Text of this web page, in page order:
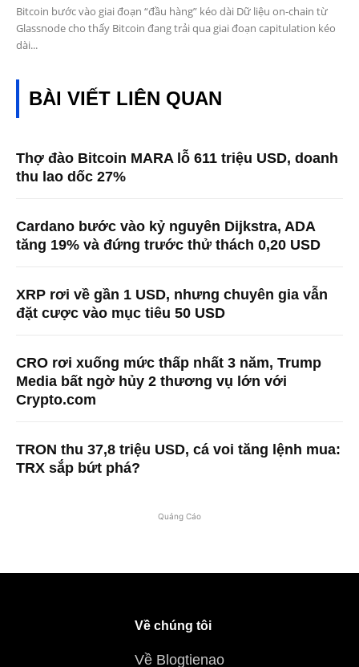
Bitcoin bước vào giai đoạn “đầu hàng” kéo dài Dữ liệu on-chain từ
Glassnode cho thấy Bitcoin đang trải qua giai đoạn capitulation kéo
dài...
BÀI VIẾT LIÊN QUAN
Thợ đào Bitcoin MARA lỗ 611 triệu USD, doanh
thu lao dốc 27%
Cardano bước vào kỷ nguyên Dijkstra, ADA
tăng 19% và đứng trước thử thách 0,20 USD
XRP rơi về gần 1 USD, nhưng chuyên gia vẫn
đặt cược vào mục tiêu 50 USD
CRO rơi xuống mức thấp nhất 3 năm, Trump
Media bất ngờ hủy 2 thương vụ lớn với
Crypto.com
TRON thu 37,8 triệu USD, cá voi tăng lệnh mua:
TRX sắp bứt phá?
Quảng Cáo
Về chúng tôi
Về Blogtienao